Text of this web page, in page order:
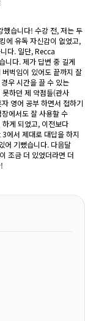
했습니다! 수강 전, 저는 두
에 유독 자신감이 없었고,
다. 일단, Recca
니다. 제가 답변 중 길게
벅임이 있어도 끝까지 잘
우 시간을 끌 수 있는
하던 제 약점들(관사
영어 공부 하면서 접하기
에서도 잘 사용할 수
게 되었고, 이전보다
에서 제대로 대답을 하지
어 기뻤습니다. 다음달
조금 더 있었더라면 더